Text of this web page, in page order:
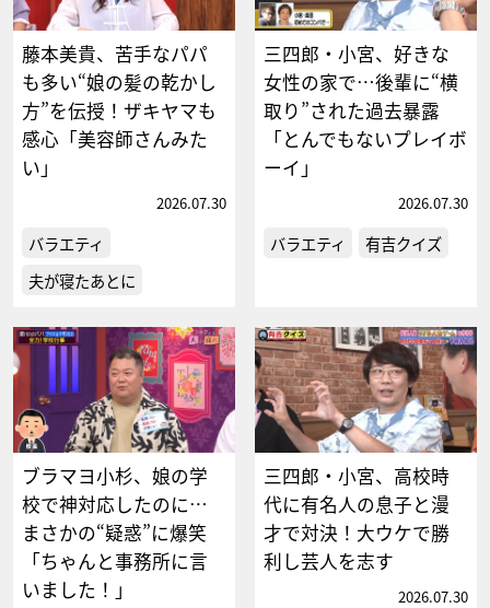
藤本美貴、苦手なパパ
も多い“娘の髪の乾かし
方”を伝授！ザキヤマも
感心「美容師さんみた
い」
2026.07.30
バラエティ
夫が寝たあとに
三四郎・小宮、好きな
女性の家で…後輩に“横
取り”された過去暴露
「とんでもないプレイボ
ーイ」
2026.07.30
バラエティ 有吉クイズ
ブラマヨ小杉、娘の学
校で神対応したのに…
まさかの“疑惑”に爆笑
「ちゃんと事務所に言
いました！」
三四郎・小宮、高校時
代に有名人の息子と漫
才で対決！大ウケで勝
利し芸人を志す
2026.07.30